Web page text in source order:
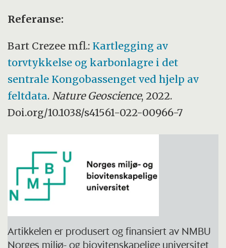
Referanse:
Bart Crezee mfl.: Kartlegging av
torvtykkelse og karbonlagre i det
sentrale Kongobassenget ved hjelp av
feltdata. Nature Geoscience, 2022.
Doi.org/10.1038/s41561-022-00966-7
Artikkelen er produsert og finansiert av NMBU
Norges miljø- og biovitenskapelige universitet